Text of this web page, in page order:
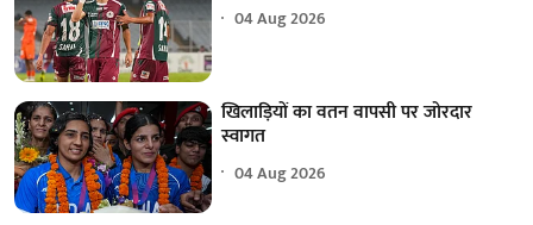
04 Aug 2026
खिलाड़ियों का वतन वापसी पर जोरदार
स्वागत
04 Aug 2026